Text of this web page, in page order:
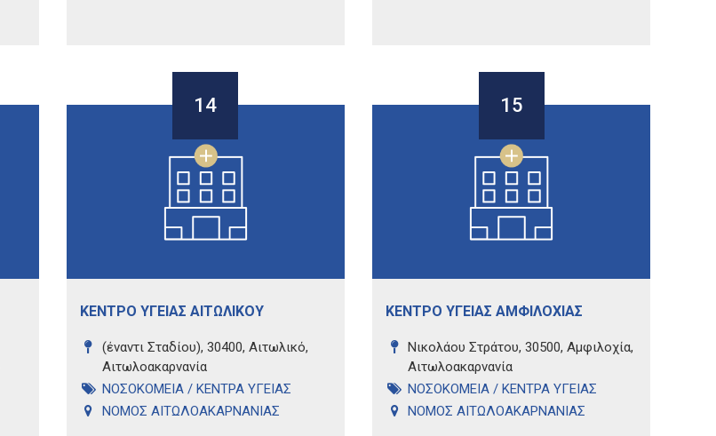
14
ΚΕΝΤΡΟ ΥΓΕΙΑΣ ΑΙΤΩΛΙΚΟΥ
(έναντι Σταδίου), 30400, Αιτωλικό,
Αιτωλοακαρνανία
ΝΟΣΟΚΟΜΕΙΑ / ΚΕΝΤΡΑ ΥΓΕΙΑΣ
ΝΟΜΟΣ ΑΙΤΩΛΟΑΚΑΡΝΑΝΙΑΣ
15
ΚΕΝΤΡΟ ΥΓΕΙΑΣ ΑΜΦΙΛΟΧΙΑΣ
Νικολάου Στράτου, 30500, Αμφιλοχία,
Αιτωλοακαρνανία
ΝΟΣΟΚΟΜΕΙΑ / ΚΕΝΤΡΑ ΥΓΕΙΑΣ
ΝΟΜΟΣ ΑΙΤΩΛΟΑΚΑΡΝΑΝΙΑΣ